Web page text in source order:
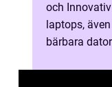
och
laptops,
bärbara